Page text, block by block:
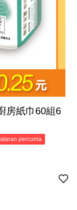
房紙巾60組6
percuma